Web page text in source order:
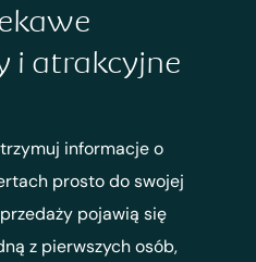
i atrakcyjne
informacje o
prosto do swojej
pojawią się
z pierwszych osób,